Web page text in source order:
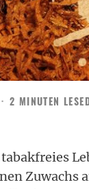
· 2 MINUTEN
Zuwachs